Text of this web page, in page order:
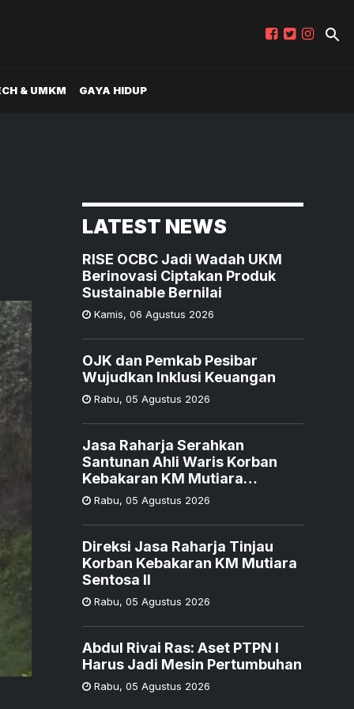
& UMKM GAYA HIDUP
LATEST NEWS
RISE OCBC Jadi Wadah UKM
Berinovasi Ciptakan Produk
Sustainable Bernilai
Kamis, 06 Agustus 2026
OJK dan Pemkab Pesibar
Wujudkan Inklusi Keuangan
Rabu, 05 Agustus 2026
Jasa Raharja Serahkan
Santunan Ahli Waris Korban
Kebakaran KM Mutiara
Sentosa II
Rabu, 05 Agustus 2026
Direksi Jasa Raharja Tinjau
Korban Kebakaran KM Mutiara
Sentosa II
Rabu, 05 Agustus 2026
Abdul Rivai Ras: Aset PTPN I
Harus Jadi Mesin Pertumbuhan
Rabu, 05 Agustus 2026